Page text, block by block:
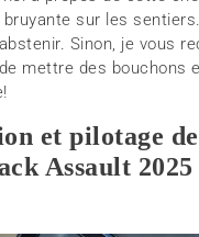
sur les
Sinon, je vous
mettre des bouchons
et pilotage
Assault 2025